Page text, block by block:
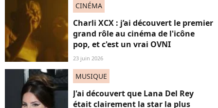
CINÉMA
Charli XCX : j’ai découvert le premier
grand rôle au cinéma de l'icône
pop, et c'est un vrai OVNI
23 juin 2026
MUSIQUE
J'ai découvert que Lana Del Rey
était clairement la star la plus